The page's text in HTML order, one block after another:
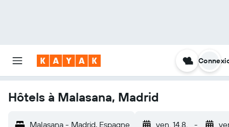
Hôtels à Malasana, Madrid
Malasana - Madrid, Espagne ven. 14.8. -